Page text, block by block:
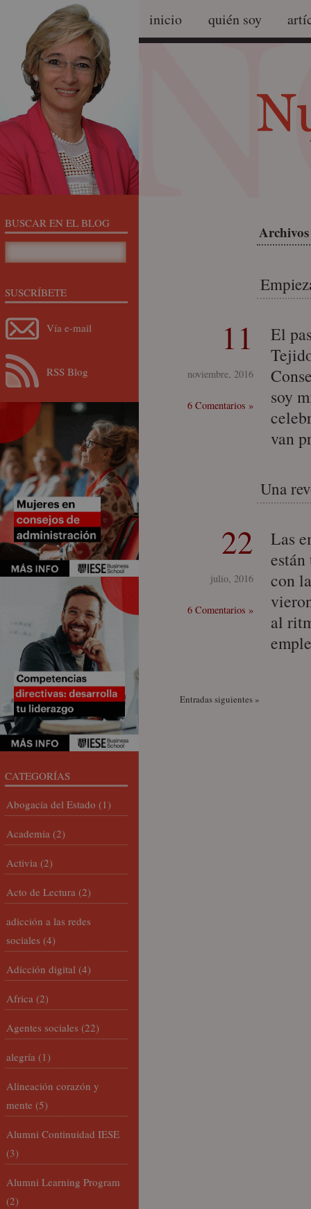
inicio quién soy
Archivos
11
noviembre, 2016
6 Comentarios »
El
soy
van
Una
22
julio, 2016
6 Comentarios »
Las
con
al
Entradas siguientes »
BUSCAR EN EL BLOG
SUSCRÍBETE
Vía e-mail
RSS Blog
CATEGORÍAS
Abogacía del Estado (1)
Academia (2)
Activia (2)
Acto de Lectura (2)
adicción a las redes
sociales (4)
Adicción digital (4)
Africa (2)
Agentes sociales (22)
alegría (1)
Alineación corazón y
mente (5)
Alumni Continuidad IESE
(3)
Alumni Learning Program
(2)